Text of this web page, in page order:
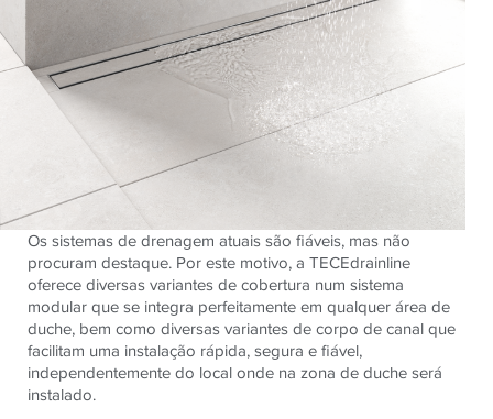
Os sistemas de drenagem atuais são fiáveis, mas não
procuram destaque. Por este motivo, a TECEdrainline
oferece diversas variantes de cobertura num sistema
modular que se integra perfeitamente em qualquer área de
duche, bem como diversas variantes de corpo de canal que
facilitam uma instalação rápida, segura e fiável,
independentemente do local onde na zona de duche será
instalado.